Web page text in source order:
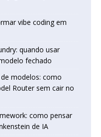
vibe coding em
quando usar
fechado
modelos: como
Router sem cair no
como pensar
de IA